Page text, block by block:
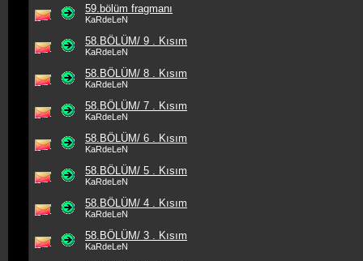
59.bölüm fragmanı
KaRdeLeN
58.BÖLÜM/ 9 . Kısım
KaRdeLeN
58.BÖLÜM/ 8 . Kısım
KaRdeLeN
58.BÖLÜM/ 7 . Kısım
KaRdeLeN
58.BÖLÜM/ 6 . Kısım
KaRdeLeN
58.BÖLÜM/ 5 . Kısım
KaRdeLeN
58.BÖLÜM/ 4 . Kısım
KaRdeLeN
58.BÖLÜM/ 3 . Kısım
KaRdeLeN